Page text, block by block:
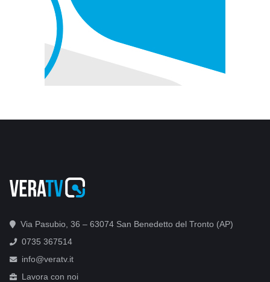
Via Pasubio, 36 – 63074 San Benedetto del Tronto (AP)
0735 367514
info@veratv.it
Lavora con noi